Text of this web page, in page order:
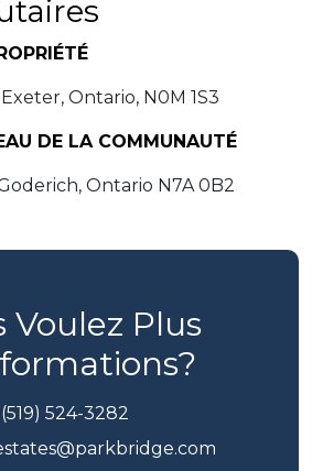
Ontario, N0M 1S3
DE LA COMMUNAUTÉ
Ontario N7A 0B2
Voulez Plus
(519) 524-3282